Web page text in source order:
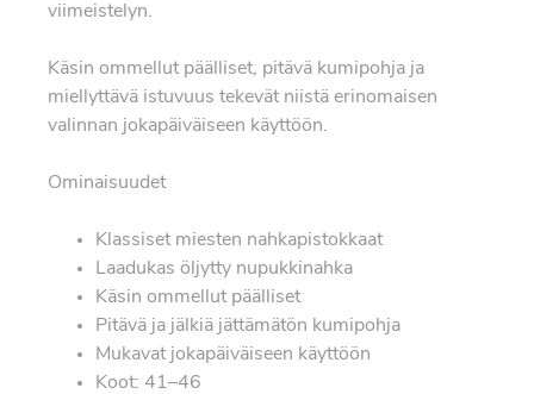
viimeistelyn.
Käsin ommellut päälliset, pitävä kumipohja ja
miellyttävä istuvuus tekevät niistä erinomaisen
valinnan jokapäiväiseen käyttöön.
Ominaisuudet
Klassiset miesten nahkapistokkaat
Laadukas öljytty nupukkinahka
Käsin ommellut päälliset
Pitävä ja jälkiä jättämätön kumipohja
Mukavat jokapäiväiseen käyttöön
Koot: 41–46